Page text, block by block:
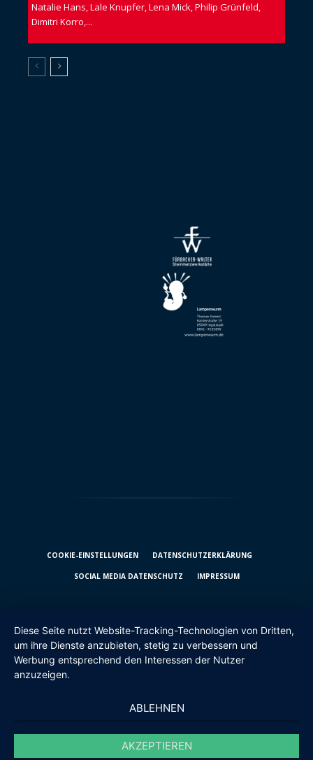
Natalie Hans, Lale Knupfer, Lena Mick, Philip Grünfeld,
Dimitri Korro,...
COOKIE-EINSTELLUNGEN DATENSCHUTZ­ERKLÄRUNG
SOCIAL MEDIA DATENSCHUTZ IMPRESSUM
Diese Seite nutzt Website-Tracking-Technologien von Dritten,
um ihre Dienste anzubieten, stetig zu verbessern und
Werbung entsprechend den Interessen der Nutzer
anzuzeigen.
ABLEHNEN
AKZEPTIEREN